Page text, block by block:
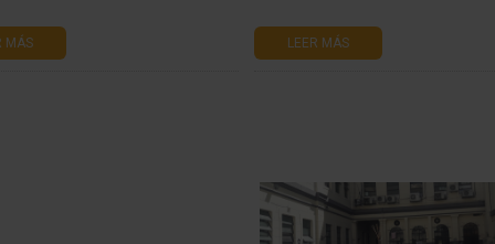
MÁS LEER MÁS